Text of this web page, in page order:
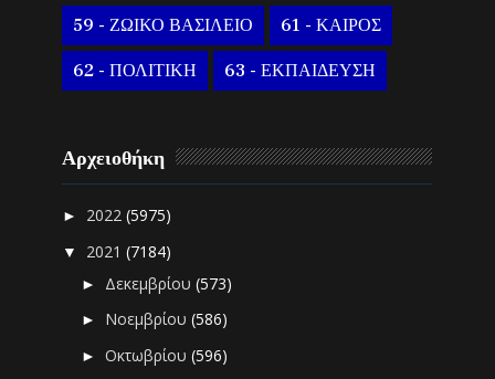
59 - ΖΩΙΚΟ ΒΑΣΙΛΕΙΟ 61 - ΚΑΙΡΟΣ
62 - ΠΟΛΙΤΙΚΗ 63 - ΕΚΠΑΙΔΕΥΣΗ
Αρχειοθήκη
► 2022(5975)
▼ 2021(7184)
► Δεκεμβρίου(573)
► Νοεμβρίου(586)
►Οκτωβρίου(596)